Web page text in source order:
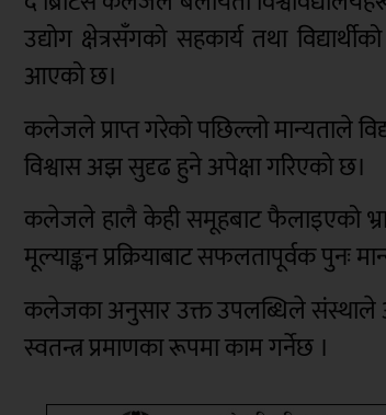
उद्योग क्षेत्रसँगको सहकार्य तथा
आएको छ।
कलेजले प्राप्त गरेको पछिल्लो मान्यताले
विश्वास अझ सुदृढ हुने अपेक्षा गरिएको छ।
कलेजले हालै केही समूहबाट फैलाइएको
मूल्याङ्कन प्रक्रियाबाट सफलतापूर्वक पुनः
कलेजका अनुसार उक्त उपलब्धिले संस्थाले
स्वतन्त्र प्रमाणका रूपमा काम गर्नेछ ।